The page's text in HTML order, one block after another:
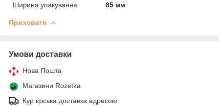
Ширина упакування
85 мм
Приховати
Умови доставки
Нова Пошта
Магазини Rozetka
Кур єрська доставка адресою